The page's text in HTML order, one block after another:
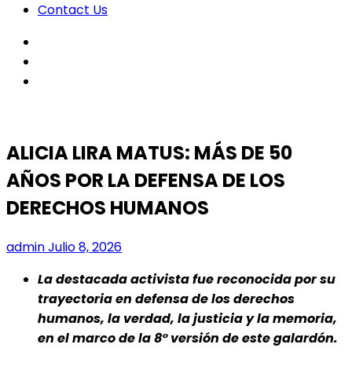
Contact Us
ALICIA LIRA MATUS: MÁS DE 50
AÑOS POR LA DEFENSA DE LOS
DERECHOS HUMANOS
adminJulio 8, 2026
La destacada activista fue reconocida por su
trayectoria en defensa de los derechos
humanos, la verdad, la justicia y la memoria,
en el marco de la 8° versión de este galardón.